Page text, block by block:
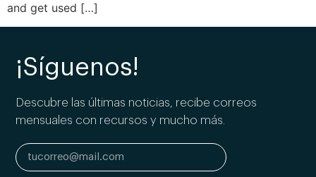
and get used […]
¡Síguenos!
Descubre las últimas noticias, recibe correos
mensuales con recursos y mucho más.